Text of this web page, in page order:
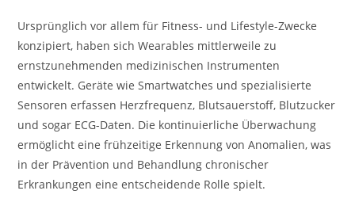
Ursprünglich vor allem für Fitness- und Lifestyle-Zwecke
konzipiert, haben sich Wearables mittlerweile zu
ernstzunehmenden medizinischen Instrumenten
entwickelt. Geräte wie Smartwatches und spezialisierte
Sensoren erfassen Herzfrequenz, Blutsauerstoff, Blutzucker
und sogar ECG-Daten. Die kontinuierliche Überwachung
ermöglicht eine frühzeitige Erkennung von Anomalien, was
in der Prävention und Behandlung chronischer
Erkrankungen eine entscheidende Rolle spielt.